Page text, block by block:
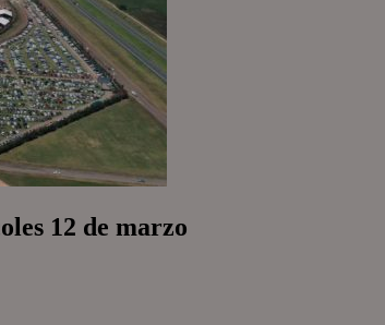
12 de marzo